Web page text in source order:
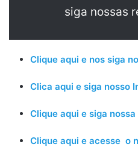
siga nossas
Clique aqui e nos siga
Clica aqui e siga nosso
Clique aqui e siga
Clique aqui e acesse o